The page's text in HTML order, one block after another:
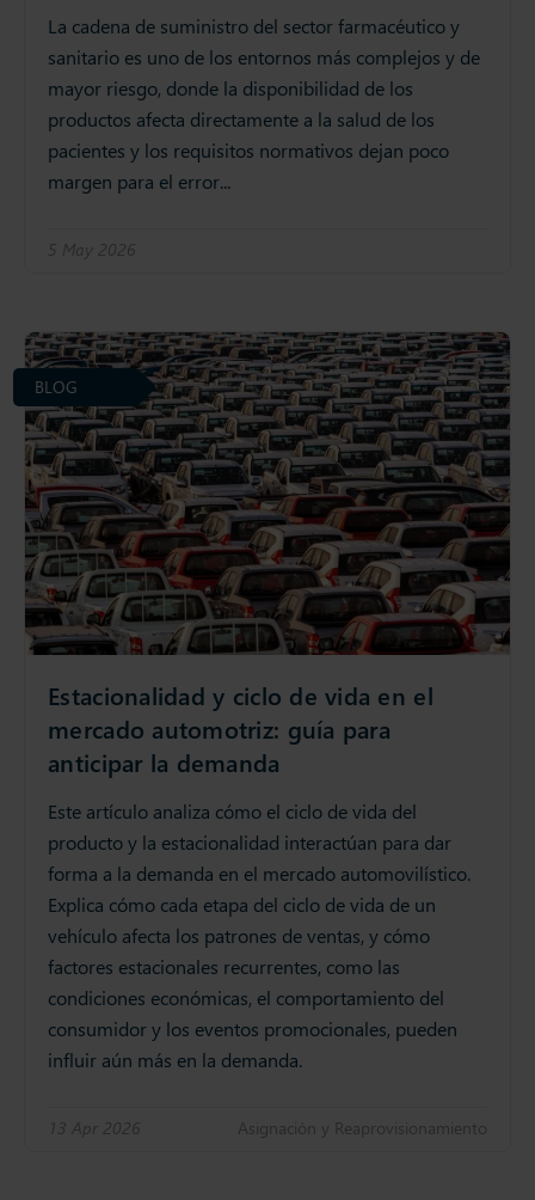
La cadena de suministro del sector farmacéutico y
sanitario es uno de los entornos más complejos y de
mayor riesgo, donde la disponibilidad de los
productos afecta directamente a la salud de los
pacientes y los requisitos normativos dejan poco
margen para el error...
5 May 2026
Estacionalidad y ciclo de vida en el
mercado automotriz: guía para
anticipar la demanda
Este artículo analiza cómo el ciclo de vida del
producto y la estacionalidad interactúan para dar
forma a la demanda en el mercado automovilístico.
Explica cómo cada etapa del ciclo de vida de un
vehículo afecta los patrones de ventas, y cómo
factores estacionales recurrentes, como las
condiciones económicas, el comportamiento del
consumidor y los eventos promocionales, pueden
influir aún más en la demanda.
13 Apr 2026 Asignación y Reaprovisionamiento
BLOG